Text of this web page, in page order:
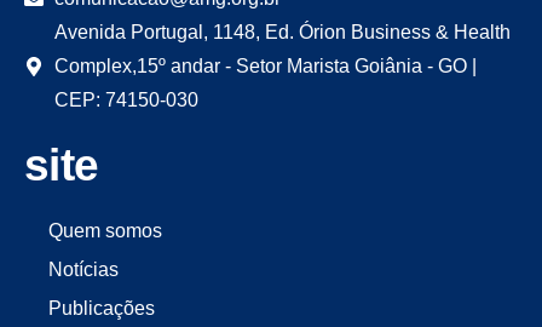
Avenida Portugal, 1148, Ed. Órion Business & Health
Complex,15º andar - Setor Marista Goiânia - GO |
CEP: 74150-030
site
Quem somos
Notícias
Publicações